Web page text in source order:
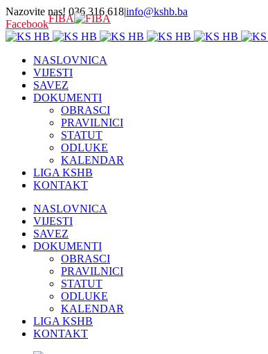
Nazovite nas! 036 316 618|info@kshb.ba
FacebookFIBA
NASLOVNICA
VIJESTI
SAVEZ
DOKUMENTI
OBRASCI
PRAVILNICI
STATUT
ODLUKE
KALENDAR
LIGA KSHB
KONTAKT
NASLOVNICA
VIJESTI
SAVEZ
DOKUMENTI
OBRASCI
PRAVILNICI
STATUT
ODLUKE
KALENDAR
LIGA KSHB
KONTAKT